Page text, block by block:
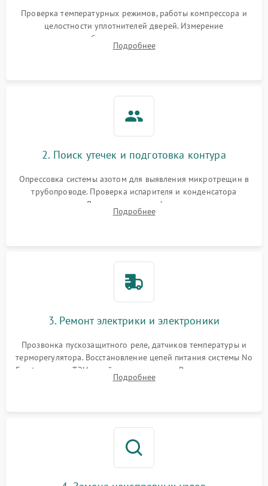
работе
2000 ₽ Подробнее →
1000 ₽
1800 ₽
Проверка температурных режимов, работы компрессора и
целостности уплотнителей дверей. Измерение
сопротивления обмоток мотора, проверка термостата и
считывание кодов ошибок с электронного дисплея.
Подробнее
2. Поиск утечек и подготовка контура
Опрессовка системы азотом для выявления микротрещин в
трубопроводе. Проверка испарителя и конденсатора
течеискателем. Демонтаж старого фильтра-осушителя и
продувка капиллярной трубки для устранения засоров.
Подробнее
3. Ремонт электрики и электроники
Прозвонка пускозащитного реле, датчиков температуры и
терморегулятора. Восстановление цепей питания системы No
Frost, включая ТЭН оттайки и вентилятор. Ремонт или замена
платы управления при сбоях алгоритмов.
Подробнее